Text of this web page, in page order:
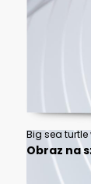
Big sea
Obraz na